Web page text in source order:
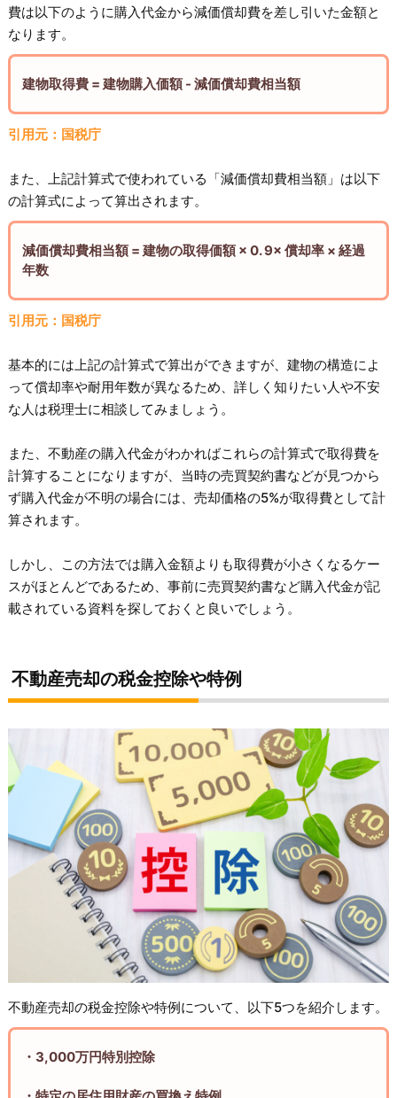
費は以下のように購入代金から減価償却費を差し引いた金額と
なります。
建物取得費 = 建物購入価額 - 減価償却費相当額
引用元：国税庁
また、上記計算式で使われている「減価償却費相当額」は以下
の計算式によって算出されます。
減価償却費相当額 = 建物の取得価額 × 0. 9× 償却率 × 経過
年数
引用元：国税庁
基本的には上記の計算式で算出ができますが、建物の構造によ
って償却率や耐用年数が異なるため、詳しく知りたい人や不安
な人は税理士に相談してみましょう。
また、不動産の購入代金がわかればこれらの計算式で取得費を
計算することになりますが、当時の売買契約書などが見つから
ず購入代金が不明の場合には、売却価格の5%が取得費として計
算されます。
しかし、この方法では購入金額よりも取得費が小さくなるケー
スがほとんどであるため、事前に売買契約書など購入代金が記
載されている資料を探しておくと良いでしょう。
不動産売却の税金控除や特例
不動産売却の税金控除や特例について、以下5つを紹介します。
・3,000万円特別控除